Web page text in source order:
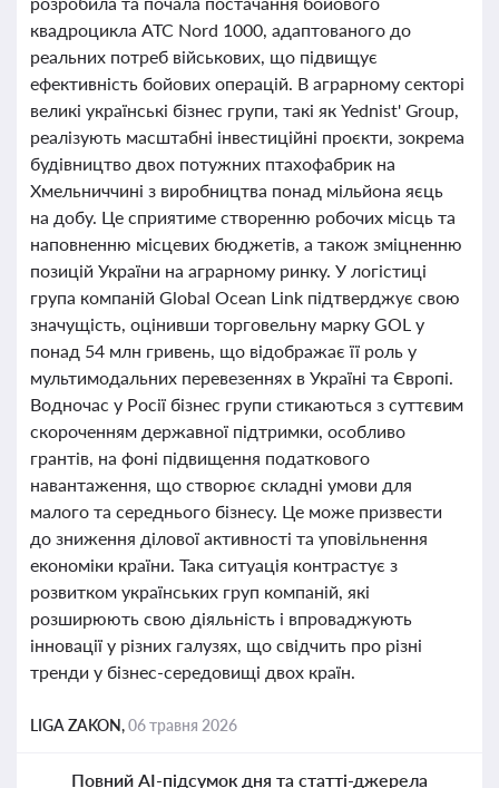
квадроцикла ATC Nord 1000, адаптованого до
реальних потреб військових, що підвищує
ефективність бойових операцій. В аграрному секторі
великі українські бізнес групи, такі як Yednist' Group,
реалізують масштабні інвестиційні проєкти, зокрема
будівництво двох потужних птахофабрик на
Хмельниччині з виробництва понад мільйона яєць
на добу. Це сприятиме створенню робочих місць та
наповненню місцевих бюджетів, а також зміцненню
позицій України на аграрному ринку. У логістиці
група компаній Global Ocean Link підтверджує свою
значущість, оцінивши торговельну марку GOL у
понад 54 млн гривень, що відображає її роль у
мультимодальних перевезеннях в Україні та Європі.
Водночас у Росії бізнес групи стикаються з суттєвим
скороченням державної підтримки, особливо
грантів, на фоні підвищення податкового
навантаження, що створює складні умови для
малого та середнього бізнесу. Це може призвести
до зниження ділової активності та уповільнення
економіки країни. Така ситуація контрастує з
розвитком українських груп компаній, які
розширюють свою діяльність і впроваджують
інновації у різних галузях, що свідчить про різні
тренди у бізнес-середовищі двох країн.
LIGA ZAKON,06 травня 2026
Повний AI-підсумок дня та статті-джерела